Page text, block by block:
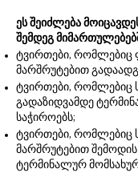
ეს შეიძლება
შემდეგ
ტვირთები, რომლებიც
მარშრუტებით
ტვირთები, რომლებიც
გადაზიდვამდე
საჭიროებს;
ტვირთები, რომლებიც
მარშრუტებით
ტერმინალურ